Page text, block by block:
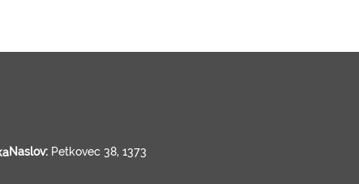
Naslov: Petkovec 38, 1373